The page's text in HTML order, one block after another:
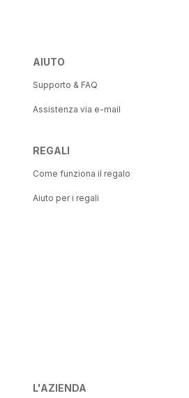
AIUTO
Supporto & FAQ
Assistenza via e-mail
REGALI
Come funziona il regalo
Aiuto per i regali
L'AZIENDA